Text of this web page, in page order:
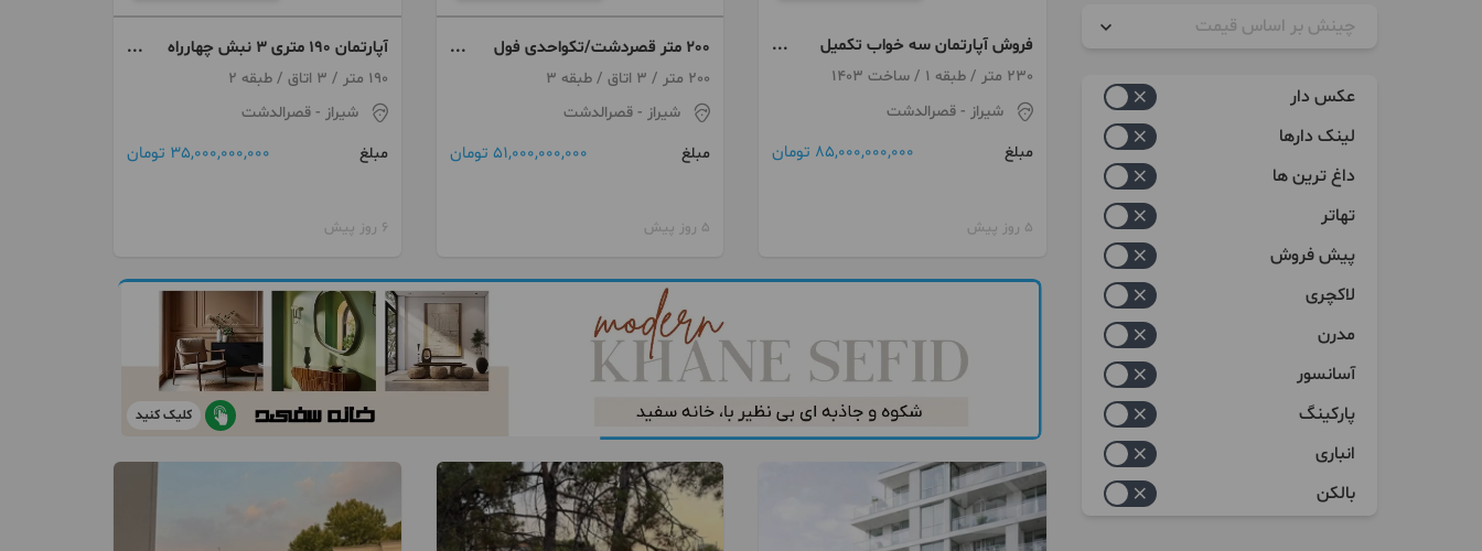
چینش بر اساس قیمت
عکس دار
لینک دارها
داغ ترین ها
تهاتر
پیش فروش
لاکچری
مدرن
آسانسور
پارکینگ
انباری
بالکن
فروش آپارتمان سه‌ خواب تکمیل
مشاعات دار
230 متر / طبقه 1 / ساخت 1403
شیراز - قصرالدشت
مبلغ
85,000,000,000 تومان
5 روز پیش
200 متر قصردشت/تکواحدی فول
نوسازی شده/لوکیشن مرغوب
200 متر / 3 اتاق / طبقه 3
شیراز - قصرالدشت
مبلغ
51,000,000,000 تومان
5 روز پیش
آپارتمان 190 متری 3 نبش چهارراه
زرگری
190 متر / 3 اتاق / طبقه 2
شیراز - قصرالدشت
مبلغ
35,000,000,000 تومان
6 روز پیش
کلیک کنید